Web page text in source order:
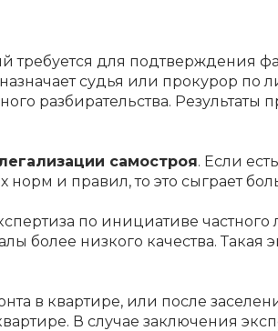
требуется для подтверждения
судья или прокурор
разбирательства. Результаты
самостроя. Если
норм и правил, то это сыграет
по инициативе частного
более низкого качества.
в квартире, или после
В случае заключения